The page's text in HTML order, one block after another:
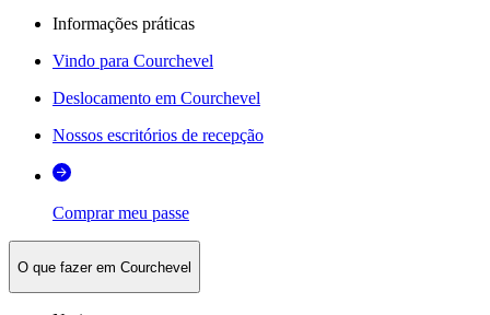
Informações práticas
Vindo para Courchevel
Deslocamento em Courchevel
Nossos escritórios de recepção
Comprar meu passe
O que fazer em Courchevel